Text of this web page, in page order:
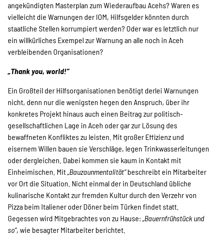
angekündigten Masterplan zum Wiederaufbau Acehs? Waren es
vielleicht die Warnungen der IOM, Hilfsgelder könnten durch
staatliche Stellen korrumpiert werden? Oder war es letztlich nur
ein willkürliches Exempel zur Warnung an alle noch in Aceh
verbleibenden Organisationen?
„Thank you, world!“
Ein Großteil der Hilfsorganisationen benötigt derlei Warnungen
nicht, denn nur die wenigsten hegen den Anspruch, über ihr
konkretes Projekt hinaus auch einen Beitrag zur politisch-
gesellschaftlichen Lage in Aceh oder gar zur Lösung des
bewaffneten Konfliktes zu leisten. Mit großer Effizienz und
eisernem Willen bauen sie Verschläge, legen Trinkwasserleitungen
oder dergleichen. Dabei kommen sie kaum in Kontakt mit
Einheimischen. Mit„Bauzaunmentalität“beschreibt ein Mitarbeiter
vor Ort die Situation. Nicht einmal der in Deutschland übliche
kulinarische Kontakt zur fremden Kultur durch den Verzehr von
Pizza beim Italiener oder Döner beim Türken findet statt.
Gegessen wird Mitgebrachtes von zu Hause: „Bauernfrühstück und
so“, wie besagter Mitarbeiter berichtet.